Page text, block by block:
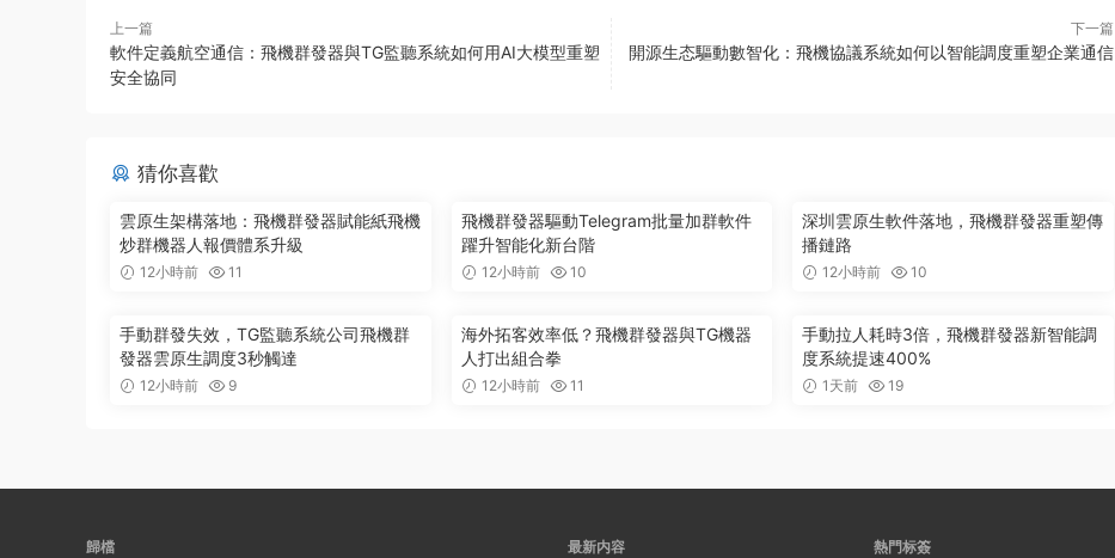
上一篇
軟件定義航空通信：飛機群發器與TG監聽系統如何用AI大模型重塑
安全協同
下一篇
開源生态驅動數智化：飛機協議系統如何以智能調度重塑企業通信
猜你喜歡
雲原生架構落地：飛機群發器賦能紙飛機
炒群機器人報價體系升級
12小時前 11
飛機群發器驅動Telegram批量加群軟件
躍升智能化新台階
12小時前 10
深圳雲原生軟件落地，飛機群發器重塑傳
播鏈路
12小時前 10
手動群發失效，TG監聽系統公司飛機群
發器雲原生調度3秒觸達
12小時前 9
海外拓客效率低？飛機群發器與TG機器
人打出組合拳
12小時前 11
手動拉人耗時3倍，飛機群發器新智能調
度系統提速400%
1天前 19
歸檔 最新内容 熱門标簽